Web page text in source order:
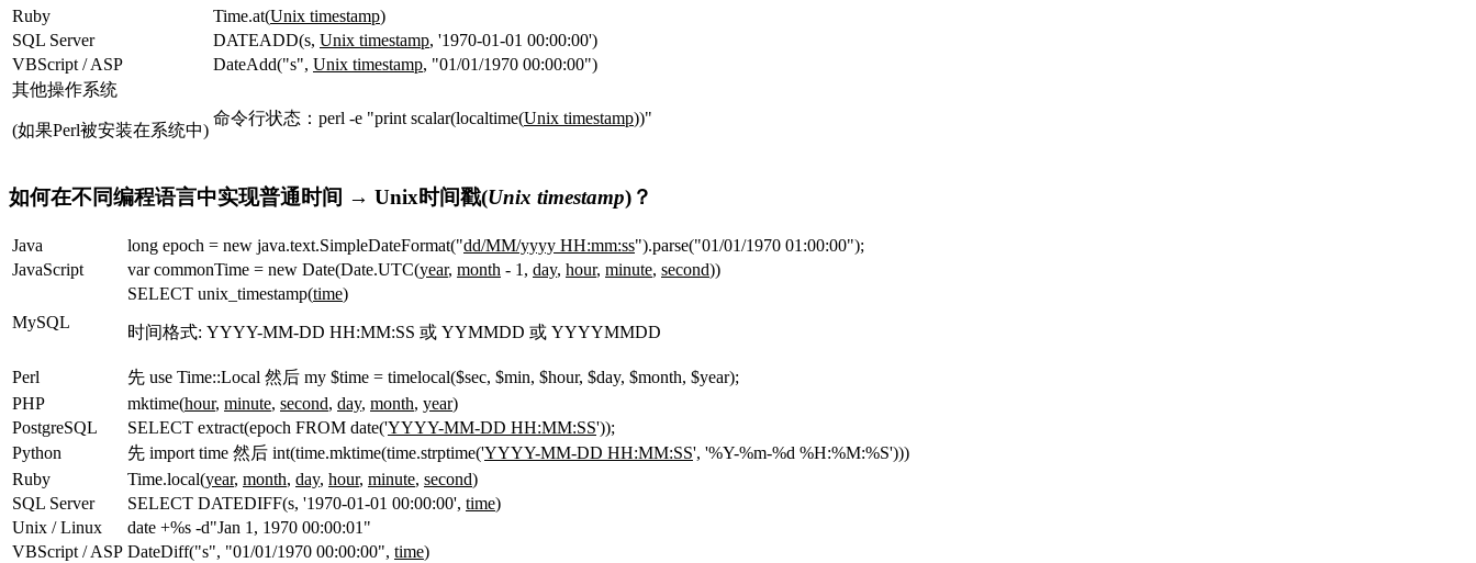
Ruby
Time.at(Unix timestamp)
SQL Server
DATEADD(s, Unix timestamp, '1970-01-01 00:00:00')
VBScript / ASP
DateAdd("s", Unix timestamp, "01/01/1970 00:00:00")
其他操作系统
(如果Perl被安装在系统中)
命令行状态： perl -e "print scalar(localtime(Unix timestamp))"
如何在不同编程语言中实现普通时间 → Unix时间戳(Unix timestamp)？
Java long epoch = new java.text.SimpleDateFormat("dd/MM/yyyy HH:mm:ss").parse("01/01/1970 01:00:00");
JavaScript
var commonTime = new Date(Date.UTC(year, month - 1, day, hour, minute, second))
MySQL
SELECT unix_timestamp(time)
时间格式: YYYY-MM-DD HH:MM:SS 或 YYMMDD 或 YYYYMMDD
Perl 先 use Time::Local 然后 my $time = timelocal($sec, $min, $hour, $day, $month, $year);
PHP
mktime(hour, minute, second, day, month, year)
PostgreSQL
SELECT extract(epoch FROM date('YYYY-MM-DD HH:MM:SS'));
Python
先 import time 然后 int(time.mktime(time.strptime('YYYY-MM-DD HH:MM:SS', '%Y-%m-%d %H:%M:%S')))
Ruby
Time.local(year, month, day, hour, minute, second)
SQL Server
SELECT DATEDIFF(s, '1970-01-01 00:00:00', time)
Unix / Linux
date +%s -d"Jan 1, 1970 00:00:01"
VBScript / ASP DateDiff("s", "01/01/1970 00:00:00", time)